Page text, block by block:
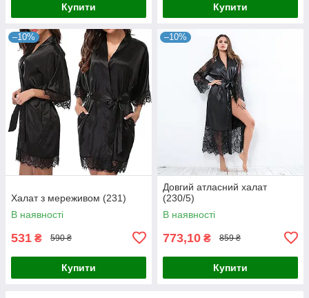
Купити Купити
–10%
Халат з мереживом (231)
В наявності
531 ₴ 590 ₴
Купити
–10%
Довгий атласний халат
(230/5)
В наявності
773,10 ₴ 859 ₴
Купити